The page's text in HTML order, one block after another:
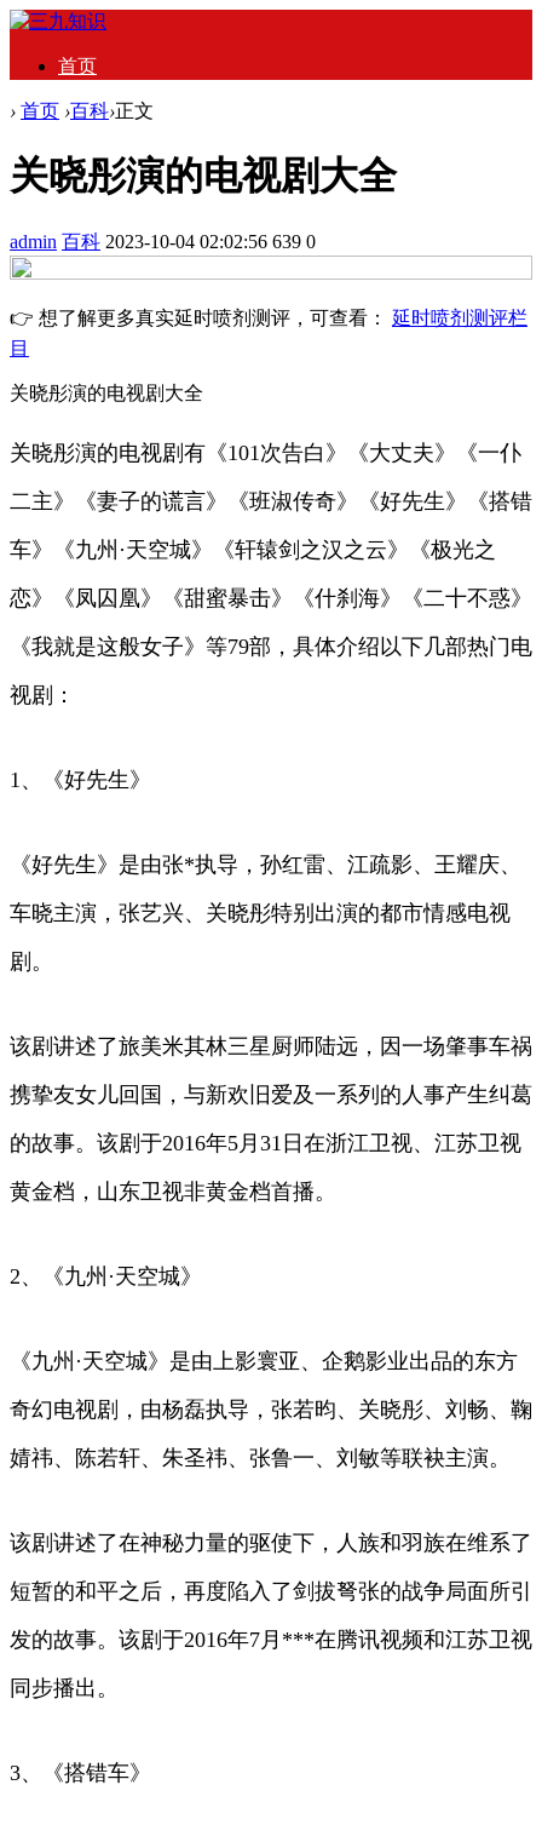
首页
› 首页 ›百科›正文
关晓彤演的电视剧大全
admin 百科 2023-10-04 02:02:56 639 0
👉 想了解更多真实延时喷剂测评，可查看： 延时喷剂测评栏
目
关晓彤演的电视剧大全
关晓彤演的电视剧有《101次告白》《大丈夫》《一仆
二主》《妻子的谎言》《班淑传奇》《好先生》《搭错
车》《九州·天空城》《轩辕剑之汉之云》《极光之
恋》《凤囚凰》《甜蜜暴击》《什刹海》《二十不惑》
《我就是这般女子》等79部，具体介绍以下几部热门电
视剧：
1、《好先生》
《好先生》是由张*执导，孙红雷、江疏影、王耀庆、
车晓主演，张艺兴、关晓彤特别出演的都市情感电视
剧。
该剧讲述了旅美米其林三星厨师陆远，因一场肇事车祸
携挚友女儿回国，与新欢旧爱及一系列的人事产生纠葛
的故事。该剧于2016年5月31日在浙江卫视、江苏卫视
黄金档，山东卫视非黄金档首播。
2、《九州·天空城》
《九州·天空城》是由上影寰亚、企鹅影业出品的东方
奇幻电视剧，由杨磊执导，张若昀、关晓彤、刘畅、鞠
婧祎、陈若轩、朱圣祎、张鲁一、刘敏等联袂主演。
该剧讲述了在神秘力量的驱使下，人族和羽族在维系了
短暂的和平之后，再度陷入了剑拔弩张的战争局面所引
发的故事。该剧于2016年7月***在腾讯视频和江苏卫视
同步播出。
3、《搭错车》